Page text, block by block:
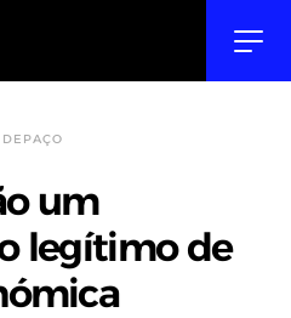
um
legítimo de